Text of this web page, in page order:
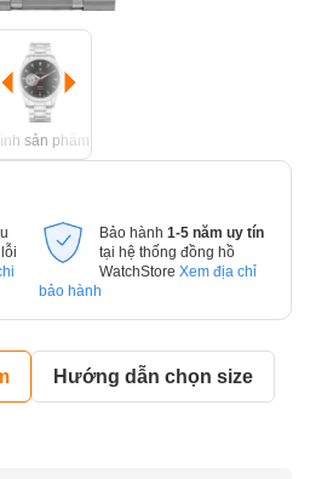
sản phẩm
Bảo hành 1-5 năm uy tín
tại hệ thống đồng hồ
WatchStore Xem địa chỉ
bảo hành
Hướng dẫn chọn size